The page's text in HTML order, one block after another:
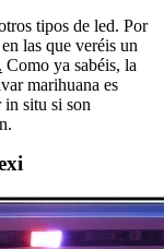
tipos de led. Por
las que veréis un
Como ya sabéis, la
marihuana es
in situ si son